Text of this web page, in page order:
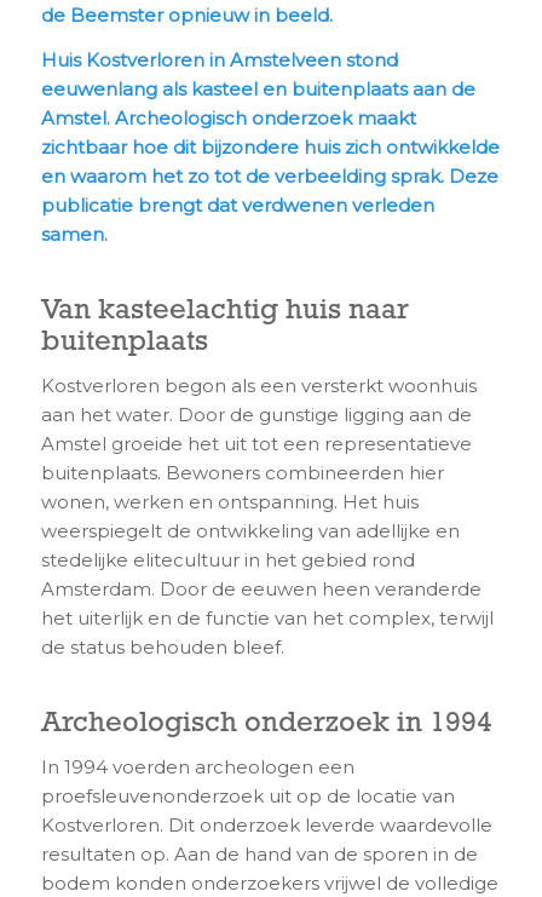
de Beemster opnieuw in beeld.
Huis Kostverloren in Amstelveen stond
eeuwenlang als kasteel en buitenplaats aan de
Amstel. Archeologisch onderzoek maakt
zichtbaar hoe dit bijzondere huis zich ontwikkelde
en waarom het zo tot de verbeelding sprak. Deze
publicatie brengt dat verdwenen verleden
samen.
Van kasteelachtig huis naar
buitenplaats
Kostverloren begon als een versterkt woonhuis
aan het water. Door de gunstige ligging aan de
Amstel groeide het uit tot een representatieve
buitenplaats. Bewoners combineerden hier
wonen, werken en ontspanning. Het huis
weerspiegelt de ontwikkeling van adellijke en
stedelijke elitecultuur in het gebied rond
Amsterdam. Door de eeuwen heen veranderde
het uiterlijk en de functie van het complex, terwijl
de status behouden bleef.
Archeologisch onderzoek in 1994
In 1994 voerden archeologen een
proefsleuvenonderzoek uit op de locatie van
Kostverloren. Dit onderzoek leverde waardevolle
resultaten op. Aan de hand van de sporen in de
bodem konden onderzoekers vrijwel de volledige